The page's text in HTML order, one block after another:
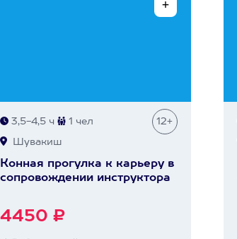
3,5-4,5 ч 1 чел 12+
Шувакиш
Конная прогулка к карьеру в
сопровождении инструктора
4450 ₽